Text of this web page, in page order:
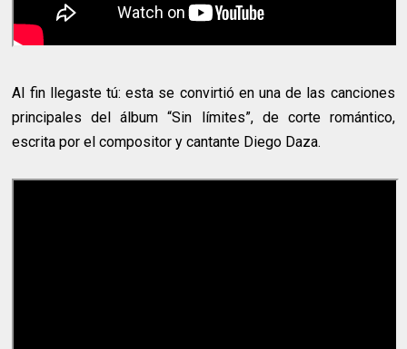
Al fin llegaste tú: esta se convirtió en una de las canciones
principales del álbum “Sin límites”, de corte romántico,
escrita por el compositor y cantante Diego Daza.